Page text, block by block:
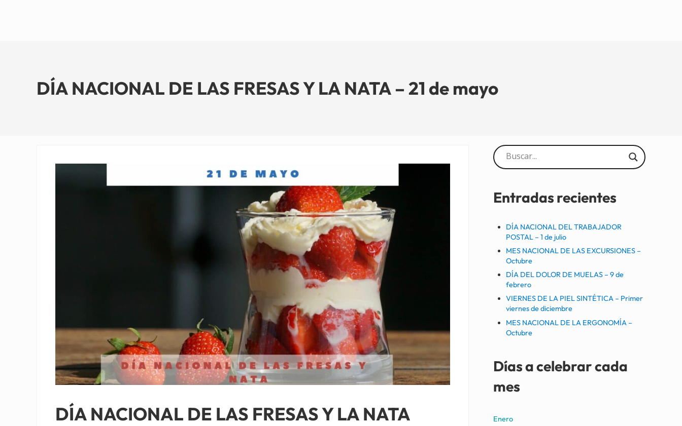
DÍA NACIONAL DE LAS FRESAS Y LA NATA – 21 de mayo
DÍA NACIONAL DE LAS FRESAS Y LA NATA
Sidebar
Entradas recientes
DÍA NACIONAL DEL TRABAJADOR
POSTAL – 1 de julio
MES NACIONAL DE LAS EXCURSIONES –
Octubre
DÍA DEL DOLOR DE MUELAS – 9 de
febrero
VIERNES DE LA PIEL SINTÉTICA – Primer
viernes de diciembre
MES NACIONAL DE LA ERGONOMÍA –
Octubre
Días a celebrar cada
mes
Enero